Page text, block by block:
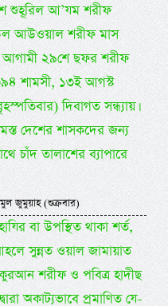
শুহূরিল আ’যম শরীফ
আউওয়াল শরীফ মাস
আগামী ২৯শে ছফর শরীফ
শামসী, ১৩ই আগস্ট
দিবাগত সন্ধ্যায়।
দেশের শাসকদের জন্য
চাঁদ তালাশের ব্যাপারে
জুমুয়াহ (শুক্রবার)
বা উপস্থিত থাকা শর্ত,
সুন্নত ওয়াল জামায়াত
শরীফ ও পবিত্র হাদীছ
অকাট্যভাবে প্রমাণিত যে-